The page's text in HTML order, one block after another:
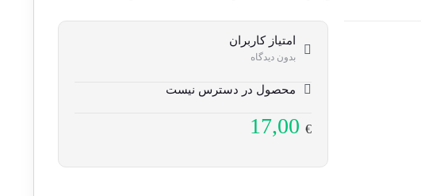
امتیاز کاربران
بدون دیدگاه
محصول در دسترس نیست
17,00€